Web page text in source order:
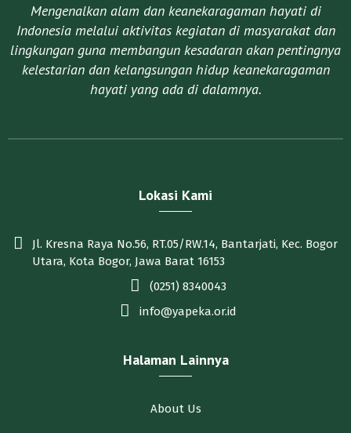
Mengenalkan alam dan keanekaragaman hayati di
Indonesia melalui aktivitas kegiatan di masyarakat dan
lingkungan guna membangun kesadaran akan pentingnya
kelestarian dan kelangsungan hidup keanekaragaman
hayati yang ada di dalamnya.​
Lokasi Kami
Jl. Kresna Raya No.56, RT.05/RW.14, Bantarjati, Kec. Bogor
Utara, Kota Bogor, Jawa Barat 16153
(0251) 8340043
info@yapeka.or.id
Halaman Lainnya
About Us